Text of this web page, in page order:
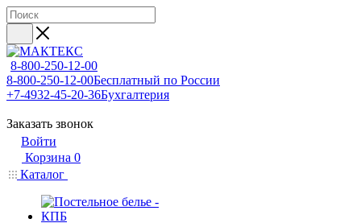
8-800-250-12-00
8-800-250-12-00Бесплатный по России
+7-4932-45-20-36Бухгалтерия
Заказать звонок
Войти
Корзина 0
Каталог